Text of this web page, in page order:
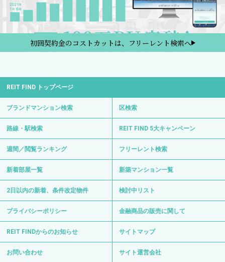
初回契約金のコストカットは、フリーレント検索へ
REIT FIND トップページ
ブランドマンション検索 区検索
路線・駅検索 REIT FIND 5大キャンペーン
週間／閲覧ランキング フリーレント検索
新着部屋一覧 新築マンション一覧
2日以内の新着、条件改定物件 検討中リスト
プライバシーポリシー 金融商品の販売に関して
REIT FINDからのお知らせ サイトマップ
お問い合わせ サイト運営会社